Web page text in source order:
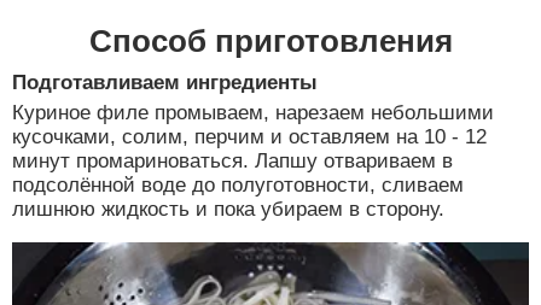
Способ приготовления
Подготавливаем ингредиенты
Куриное филе промываем, нарезаем небольшими
кусочками, солим, перчим и оставляем на 10 - 12
минут промариноваться. Лапшу отвариваем в
подсолённой воде до полуготовности, сливаем
лишнюю жидкость и пока убираем в сторону.